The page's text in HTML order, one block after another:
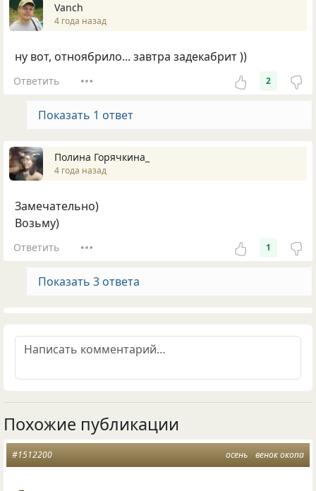
Vanch
4 года назад
ну вот, отноябрило... завтра задекабрит ))
Ответить 2
Показать 1 ответ
Полина Горячкина_
4 года назад
Замечательно)
Возьму)
Ответить 1
Показать 3 ответа
Похожие публикации
осень венок окопа
#1512200